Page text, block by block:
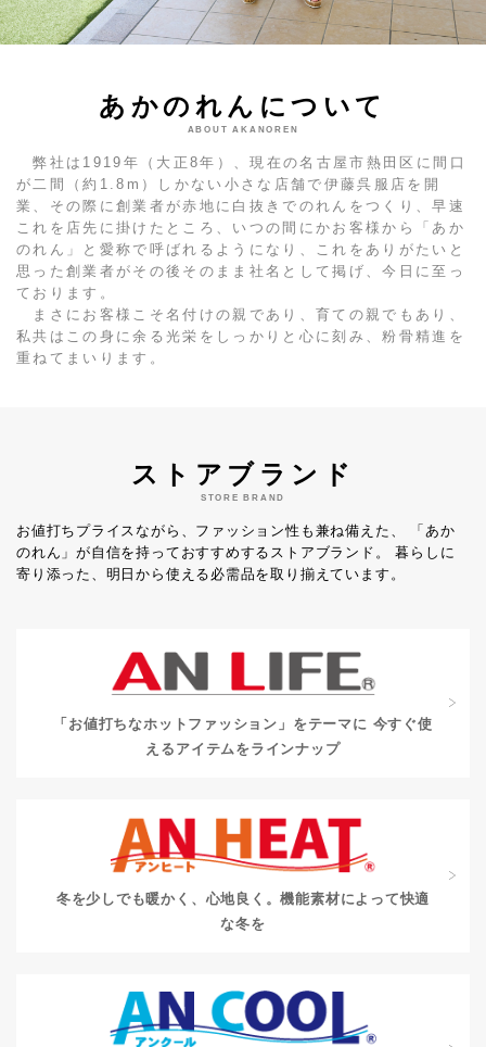
あかのれんについて
ABOUT AKANOREN
弊社は1919年（大正8年）、現在の名古屋市熱田区に間口
が二間（約1.8m）しかない小さな店舗で伊藤呉服店を開
業、その際に創業者が赤地に白抜きでのれんをつくり、早速
これを店先に掛けたところ、いつの間にかお客様から「あか
のれん」と愛称で呼ばれるようになり、これをありがたいと
思った創業者がその後そのまま社名として掲げ、今日に至っ
ております。
まさにお客様こそ名付けの親であり、育ての親でもあり、
私共はこの身に余る光栄をしっかりと心に刻み、粉骨精進を
重ねてまいります。
ストアブランド
STORE BRAND
お値打ちプライスながら、ファッション性も兼ね備えた、
「あか
のれん」が自信を持っておすすめするストアブランド。
暮らしに
寄り添った、明日から使える必需品を取り揃えています。
「お値打ちなホットファッション」をテーマに 今すぐ使
えるアイテムをラインナップ
冬を少しでも暖かく、心地良く。機能素材によって快適
な冬を